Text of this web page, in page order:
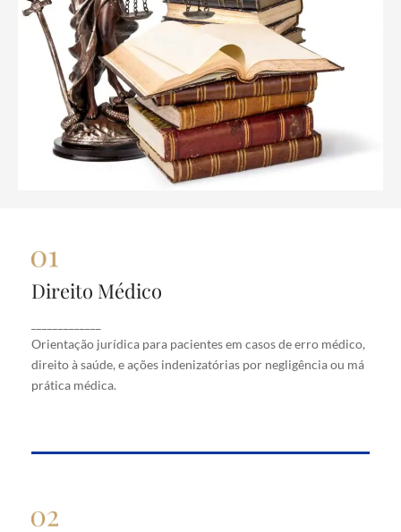
Direito Médico
Orientação jurídica para pacientes em casos de erro médico,
direito à saúde, e ações indenizatórias por negligência ou má
prática médica.
Direito Médico
erro médico, direito à saúde, e ações indenizatórias
por negligência ou má prática médica.